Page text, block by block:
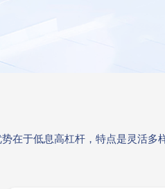
在于低息高杠杆，特点是灵活多